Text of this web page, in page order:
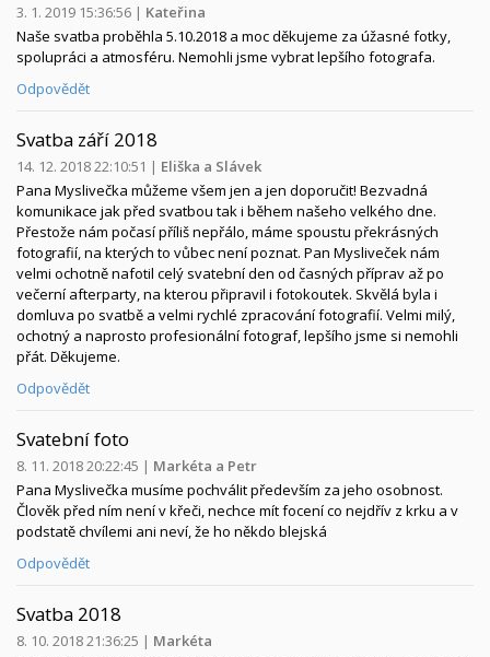
3. 1. 2019 15:36:56 | Kateřina
Naše svatba proběhla 5.10.2018 a moc děkujeme za úžasné fotky,
spolupráci a atmosféru. Nemohli jsme vybrat lepšího fotografa.
Odpovědět
Svatba září 2018
14. 12. 2018 22:10:51 | Eliška a Slávek
Pana Myslivečka můžeme všem jen a jen doporučit! Bezvadná
komunikace jak před svatbou tak i během našeho velkého dne.
Přestože nám počasí příliš nepřálo, máme spoustu překrásných
fotografií, na kterých to vůbec není poznat. Pan Mysliveček nám
velmi ochotně nafotil celý svatební den od časných příprav až po
večerní afterparty, na kterou připravil i fotokoutek. Skvělá byla i
domluva po svatbě a velmi rychlé zpracování fotografií. Velmi milý,
ochotný a naprosto profesionální fotograf, lepšího jsme si nemohli
přát. Děkujeme.
Odpovědět
Svatební foto
8. 11. 2018 20:22:45 | Markéta a Petr
Pana Myslivečka musíme pochválit především za jeho osobnost.
Člověk před ním není v křeči, nechce mít focení co nejdřív z krku a v
podstatě chvílemi ani neví, že ho někdo blejská
Odpovědět
Svatba 2018
8. 10. 2018 21:36:25 | Markéta